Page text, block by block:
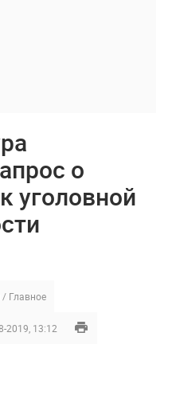
о
уголовной
/ Главное
2019, 13:12